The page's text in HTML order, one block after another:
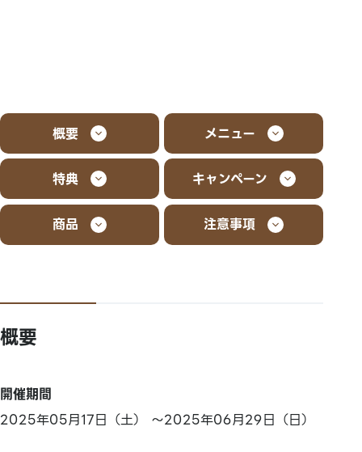
概要 メニュー
特典 キャンペーン
商品 注意事項
概要
開催期間
2025年05月17日（土） ～2025年06月29日（日）